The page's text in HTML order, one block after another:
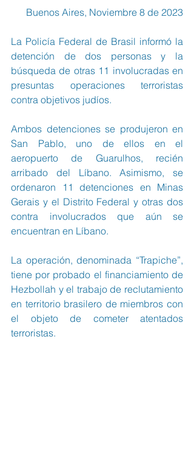
Buenos Aires, Noviembre 8 de 2023
La Policía Federal de Brasil informó la
detención de dos personas y la
búsqueda de otras 11 involucradas en
presuntas operaciones terroristas
contra objetivos judíos.
Ambos detenciones se produjeron en
San Pablo, uno de ellos en el
aeropuerto de Guarulhos, recién
arribado del Líbano. Asimismo, se
ordenaron 11 detenciones en Minas
Gerais y el Distrito Federal y otras dos
contra involucrados que aún se
encuentran en Líbano.
La operación, denominada “Trapiche”,
tiene por probado el financiamiento de
Hezbollah y el trabajo de reclutamiento
en territorio brasilero de miembros con
el objeto de cometer atentados
terroristas.